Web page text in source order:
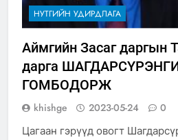
НУТГИЙН УДИРДЛАГА
Аймгийн Засаг даргын
дарга
ГОМБОДОРЖ
khishge 2023-05-24 0
Цагаан гэрүүд овогт